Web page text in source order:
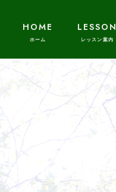
HOME LESSON